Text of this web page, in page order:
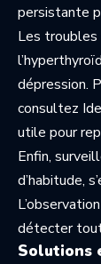
persistante
Les troubles
dépression.
consultez
utile pour
Enfin,
d’habitude,
détecter
Solutions